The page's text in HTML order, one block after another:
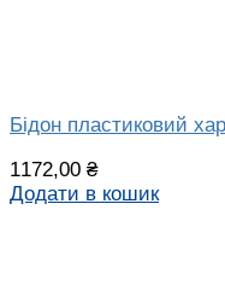
Бідон пластиковий
1172,00 ₴
Додати в кошик